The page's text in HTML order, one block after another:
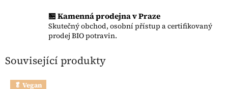
🏪 Kamenná prodejna v Praze
Skutečný obchod, osobní přístup a certifikovaný
prodej BIO potravin.
Související produkty
🥬 Vegan